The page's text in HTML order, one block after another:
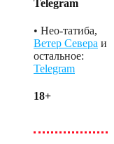
Telegram
• Нео-татиба,
Ветер Севера и
остальное:
Telegram
18+